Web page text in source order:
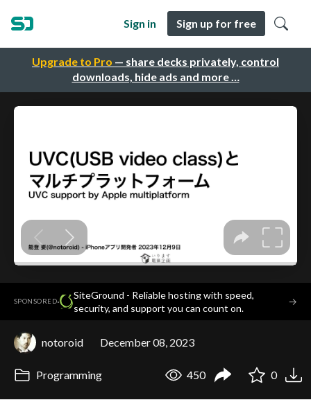
Upgrade to Pro — share decks privately, control
downloads, hide ads and more …
Sign in Sign up for free
SPONSORED·
SiteGround - Reliable hosting with speed,
security, and support you can count on.
→
notoroid December 08, 2023
Programming 450 0